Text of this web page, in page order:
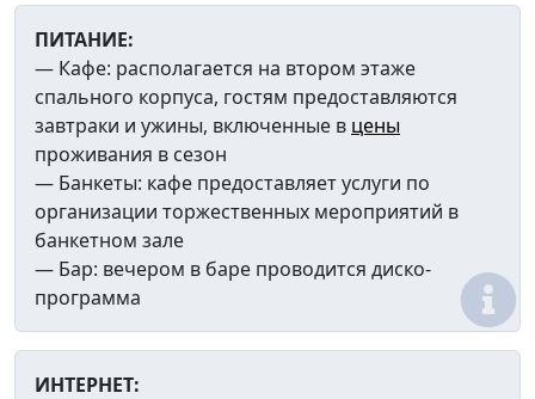
ПИТАНИЕ:
— Кафе: располагается на втором этаже
спального корпуса, гостям предоставляются
завтраки и ужины, включенные в цены
проживания в сезон
— Банкеты: кафе предоставляет услуги по
организации торжественных мероприятий в
банкетном зале
— Бар: вечером в баре проводится диско-
программа
ИНТЕРНЕТ: